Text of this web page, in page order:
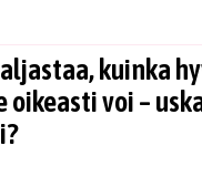
kuinka
voi –